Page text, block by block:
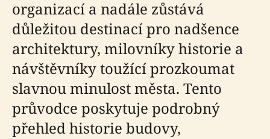
organizací a nadále zůstává
důležitou destinací pro nadšence
architektury, milovníky historie a
návštěvníky toužící prozkoumat
slavnou minulost města. Tento
průvodce poskytuje podrobný
přehled historie budovy,